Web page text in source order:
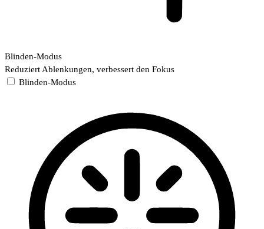
Blinden-Modus
Reduziert Ablenkungen, verbessert den Fokus
Blinden-Modus